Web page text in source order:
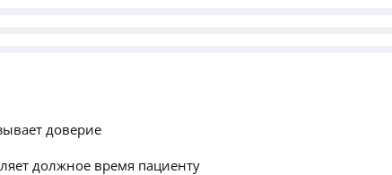
доверие
должное время пациенту